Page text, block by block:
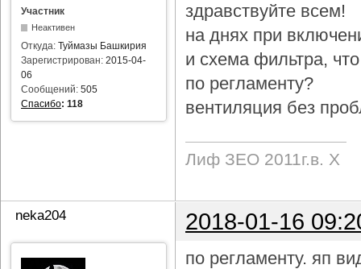
Участник
Неактивен
Откуда: Туймазы Башкирия
Зарегистрирован: 2015-04-
06
Сообщений: 505
Спасибо: 118
здравствуйте всем!
на днях при
и схема фильтра,
по регламенту?
вентиляция без
Лиф ЗЕО 2011г.в. Х
neka204 2018-01-16
по регламенту. яп